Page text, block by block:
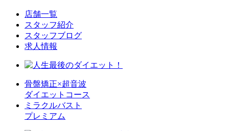
店舗一覧
スタッフ紹介
スタッフブログ
求人情報
骨盤矯正×超音波
ダイエットコース
ミラクルバスト
プレミアム